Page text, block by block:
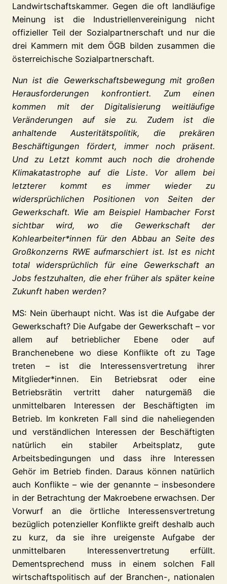
Landwirtschaftskammer. Gegen die oft landläufige
Meinung ist die Industriellenvereinigung nicht
offizieller Teil der Sozialpartnerschaft und nur die
drei Kammern mit dem ÖGB bilden zusammen die
österreichische Sozialpartnerschaft.
Nun ist die Gewerkschaftsbewegung mit großen
Herausforderungen konfrontiert. Zum einen
kommen mit der Digitalisierung weitläufige
Veränderungen auf sie zu. Zudem ist die
anhaltende Austeritätspolitik, die prekären
Beschäftigungen fördert, immer noch präsent.
Und zu Letzt kommt auch noch die drohende
Klimakatastrophe auf die Liste. Vor allem bei
letzterer kommt es immer wieder zu
widersprüchlichen Positionen von Seiten der
Gewerkschaft. Wie am Beispiel Hambacher Forst
sichtbar wird, wo die Gewerkschaft der
Kohlearbeiter*innen für den Abbau an Seite des
Großkonzerns RWE aufmarschiert ist. Ist es nicht
total widersprüchlich für eine Gewerkschaft an
Jobs festzuhalten, die eher früher als später keine
Zukunft haben werden?
MS: Nein überhaupt nicht. Was ist die Aufgabe der
Gewerkschaft? Die Aufgabe der Gewerkschaft – vor
allem auf betrieblicher Ebene oder auf
Branchenebene wo diese Konflikte oft zu Tage
treten – ist die Interessensvertretung ihrer
Mitglieder*innen. Ein Betriebsrat oder eine
Betriebsrätin vertritt daher naturgemäß die
unmittelbaren Interessen der Beschäftigten im
Betrieb. Im konkreten Fall sind die naheliegenden
und verständlichen Interessen der Beschäftigten
natürlich ein stabiler Arbeitsplatz, gute
Arbeitsbedingungen und dass ihre Interessen
Gehör im Betrieb finden. Daraus können natürlich
auch Konflikte – wie der genannte – insbesondere
in der Betrachtung der Makroebene erwachsen. Der
Vorwurf an die örtliche Interessensvertretung
bezüglich potenzieller Konflikte greift deshalb auch
zu kurz, da sie ihre ureigenste Aufgabe der
unmittelbaren Interessenvertretung erfüllt.
Dementsprechend muss in einem solchen Fall
wirtschaftspolitisch auf der Branchen-, nationalen